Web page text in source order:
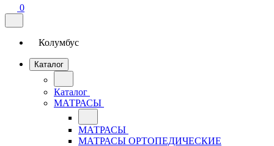
0
Колумбус
Каталог
Каталог
МАТРАСЫ
МАТРАСЫ
МАТРАСЫ ОРТОПЕДИЧЕСКИЕ